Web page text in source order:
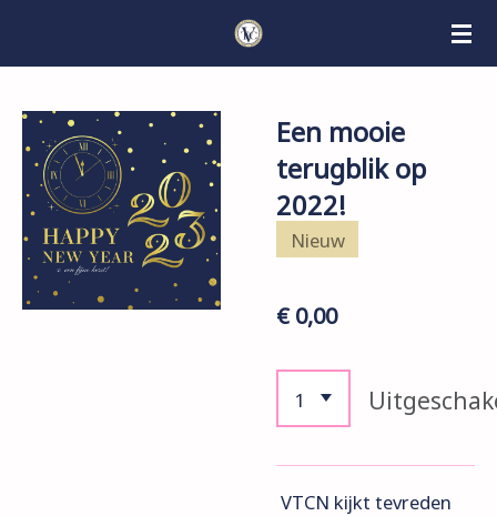
de
hoofdinhoud
Een mooie
terugblik op
2022!
Nieuw
€ 0,00
VTCN kijkt tevreden